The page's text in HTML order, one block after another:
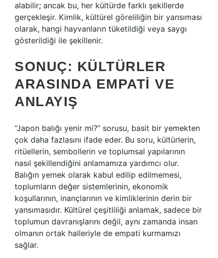
alabilir; ancak bu, her kültürde farklı şekillerde
gerçekleşir. Kimlik, kültürel göreliliğin bir yansıması
olarak, hangi hayvanların tüketildiği veya saygı
gösterildiği ile şekillenir.
SONUÇ: KÜLTÜRLER
ARASINDA EMPATI VE
ANLAYIŞ
“Japon balığı yenir mi?” sorusu, basit bir yemekten
çok daha fazlasını ifade eder. Bu soru, kültürlerin,
ritüellerin, sembollerin ve toplumsal yapılarının
nasıl şekillendiğini anlamamıza yardımcı olur.
Balığın yemek olarak kabul edilip edilmemesi,
toplumların değer sistemlerinin, ekonomik
koşullarının, inançlarının ve kimliklerinin derin bir
yansımasıdır. Kültürel çeşitliliği anlamak, sadece bir
toplumun davranışlarını değil, aynı zamanda insan
olmanın ortak halleriyle de empati kurmamızı
sağlar.